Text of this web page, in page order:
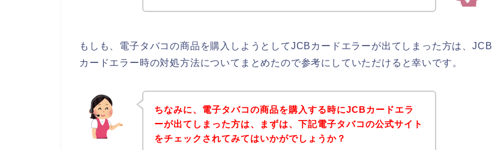
もしも、電子タバコの商品を購入しようとしてJCBカードエラーが出てしまった方は、JCB
カードエラー時の対処方法についてまとめたので参考にしていただけると幸いです。
ちなみに、電子タバコの商品を購入する時にJCBカードエラ
ーが出てしまった方は、まずは、下記電子タバコの公式サイト
をチェックされてみてはいかがでしょうか？